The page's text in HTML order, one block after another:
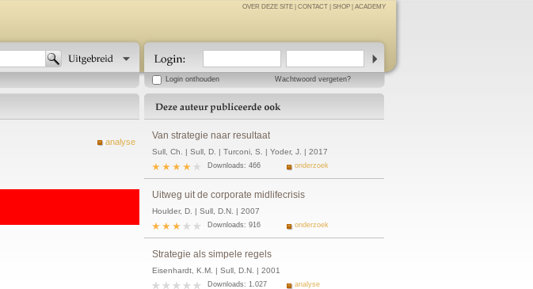
OVER DEZE SITE CONTACT SHOP ACADEMY
Login onthouden Wachtwoord vergeten?
analyse
Van strategie naar resultaat
Sull, Ch. | Sull, D. | Turconi, S. | Yoder, J. | 2017
Downloads: 466 onderzoek
Uitweg uit de corporate midlifecrisis
Houlder, D. | Sull, D.N. | 2007
Downloads: 916 onderzoek
Strategie als simpele regels
Eisenhardt, K.M. | Sull, D.N. | 2001
Downloads: 1.027 analyse